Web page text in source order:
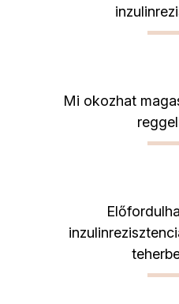
Mi okozhat